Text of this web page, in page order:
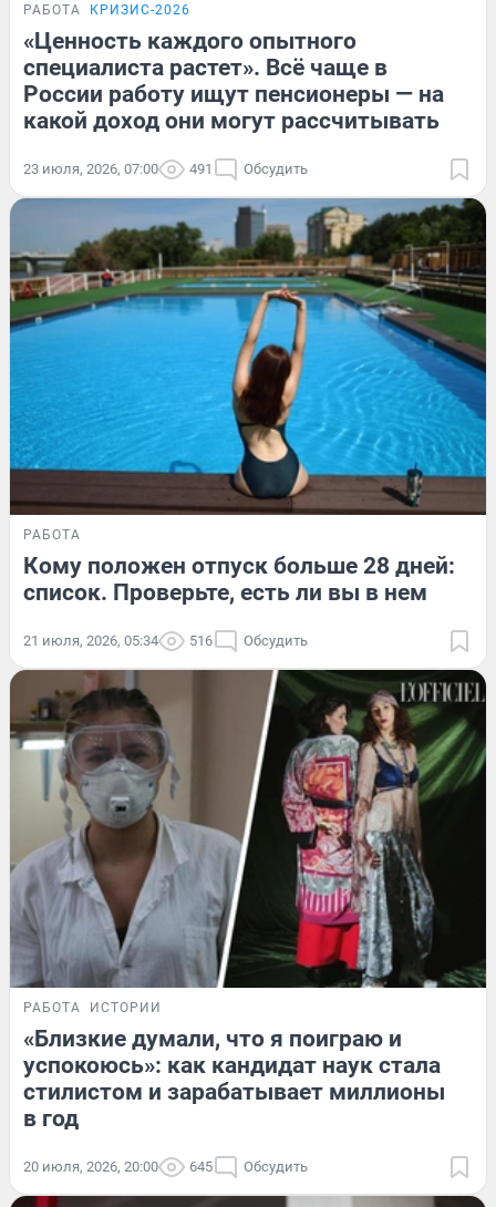
РАБОТА КРИЗИС-2026
«Ценность каждого опытного
специалиста растет». Всё чаще в
России работу ищут пенсионеры — на
какой доход они могут рассчитывать
23 июля, 2026, 07:00 491 Обсудить
РАБОТА
Кому положен отпуск больше 28 дней:
список. Проверьте, есть ли вы в нем
21 июля, 2026, 05:34 516 Обсудить
РАБОТА ИСТОРИИ
«Близкие думали, что я поиграю и
успокоюсь»: как кандидат наук стала
стилистом и зарабатывает миллионы
в год
20 июля, 2026, 20:00 645 Обсудить